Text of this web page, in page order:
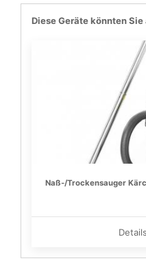
Diese Geräte könnten
Naß-/Trockensauger